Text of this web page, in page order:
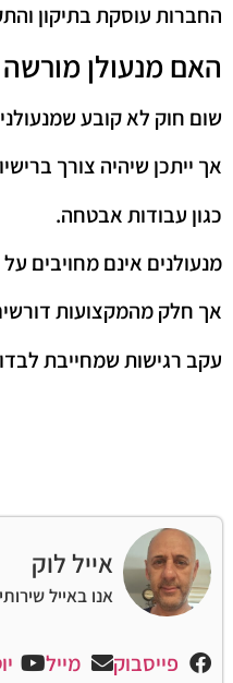
החברות עוסקת בתיקון
האם מנעולן מורשה
שום חוק לא קובע
אך ייתכן שיהיה צורך
כגון עבודות אבטחה.
מנעולנים אינם מחויבים
אך חלק מהמקצועות
עקב רגישות שמחייבת
אייל לוק
אנו באייל
פייסבוק מייל